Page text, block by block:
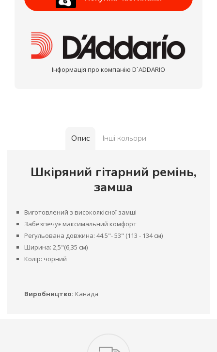
Інформація про компанію D`ADDARIO
Опис Інші кольори
Шкіряний гітарний ремінь,
замша
Виготовлений з високоякісної замші
Забезпечує максимальний комфорт
Регульована довжина: 44.5"- 53" (113 - 134 см)
Ширина: 2,5"(6,35 см)
Колір: чорний
Виробництво: Канада